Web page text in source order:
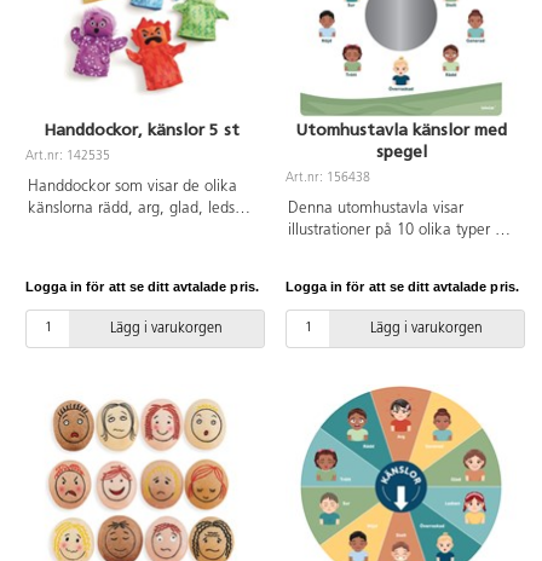
Handdockor, känslor 5 st
Art.nr: 142535
Handdockor som visar de olika
känslorna rädd, arg, glad, ledsen
Innehåller 5 dockor i polyester.
Logga in för att se ditt avtalade pris.
Lägg i varukorgen
Utomhustavla känslor med
spegel
Art.nr: 156438
Denna utomhustavla visar
illustrationer på 10 olika typer av
ord det inger en stor trygghet och
gör det lättare att kunna leva sig
in i andras känslor. I mitten av
hjälper barnen att känna igen
och utveckla sin egen mimik och
sina ansiktsuttryck kopplat till
olika typer av känslor. Tavlan
passar bra att hänga på väggar,
staket, i uteklassrum och lockar
till lärande samtidigt som den gör
gården och utemiljön mer
attraktiv. Tavlan är mycket robust
Logga in för att se ditt avtalade pris.
Lägg i varukorgen